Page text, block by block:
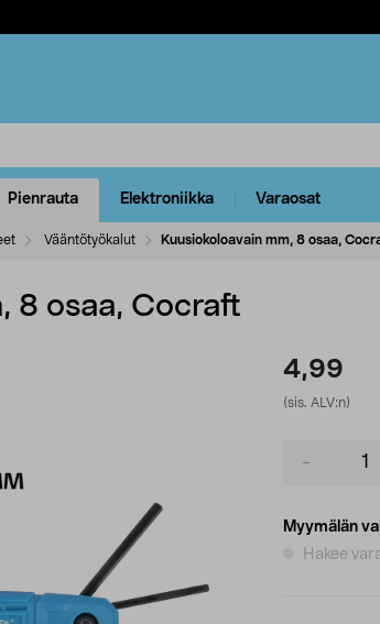
Pienrauta Elektroniikka Varaosat
Vääntötyökalut Kuusiokoloavain mm, 8 osaa,
8 osaa, Cocraft
4,99
(sis. ALV:n)
Myymälän
Hakee